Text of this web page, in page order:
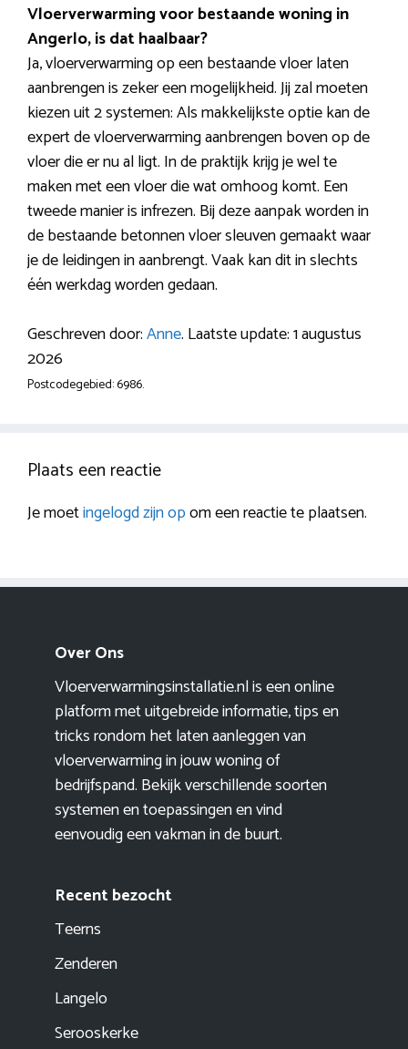
Vloerverwarming voor bestaande woning in
Angerlo, is dat haalbaar?
Ja, vloerverwarming op een bestaande vloer laten
aanbrengen is zeker een mogelijkheid. Jij zal moeten
kiezen uit 2 systemen: Als makkelijkste optie kan de
expert de vloerverwarming aanbrengen boven op de
vloer die er nu al ligt. In de praktijk krijg je wel te
maken met een vloer die wat omhoog komt. Een
tweede manier is infrezen. Bij deze aanpak worden in
de bestaande betonnen vloer sleuven gemaakt waar
je de leidingen in aanbrengt. Vaak kan dit in slechts
één werkdag worden gedaan.
Geschreven door:Anne. Laatste update: 1 augustus
2026
Postcodegebied: 6986.
Plaats een reactie
Je moetingelogd zijn opom een reactie te plaatsen.
Over Ons
Vloerverwarmingsinstallatie.nl is een online
platform met uitgebreide informatie, tips en
tricks rondom het laten aanleggen van
vloerverwarming in jouw woning of
bedrijfspand. Bekijk verschillende soorten
systemen en toepassingen en vind
eenvoudig een vakman in de buurt.
Recent bezocht
Teerns
Zenderen
Langelo
Serooskerke